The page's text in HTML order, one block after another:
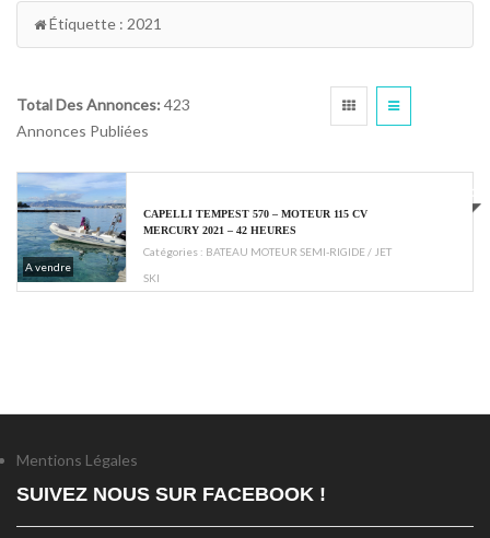
Étiquette : 2021
Total Des Annonces: 423
Annonces Publiées
A vendre
€24900
CAPELLI TEMPEST 570 – MOTEUR 115 CV
MERCURY 2021 – 42 HEURES
Catégories : BATEAU MOTEUR SEMI-RIGIDE / JET
SKI
Mentions Légales
SUIVEZ NOUS SUR FACEBOOK !